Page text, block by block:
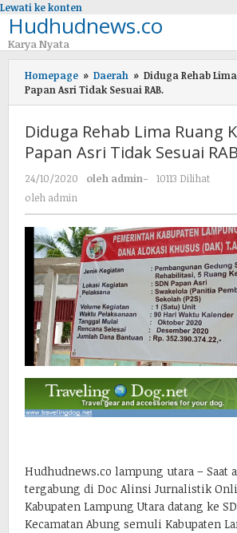
Lewati ke konten
Hudhudnews.co
Karya Nyata
Homepage » Daerah » Diduga Rehab
Papan Asri Tidak Sesuai RAB.
Diduga Rehab Lima Ruang
Papan Asri Tidak Sesuai
24/10/2020 oleh admin-
10113 Dilihat
oleh admin
Hudhudnews.co lampung utara – Saat
tergabung di Doc Alinsi Jurnalistik
Kabupaten Lampung Utara datang ke
Kecamatan Abung semuli Kabupaten